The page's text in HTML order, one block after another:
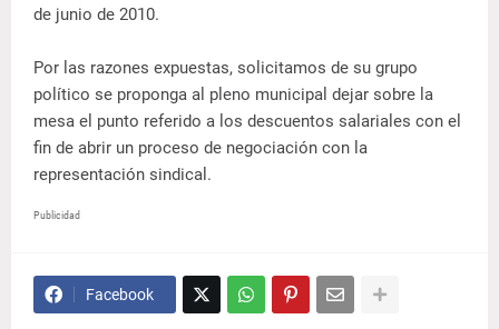
de junio de 2010.
Por las razones expuestas, solicitamos de su grupo
político se proponga al pleno municipal dejar sobre la
mesa el punto referido a los descuentos salariales con el
fin de abrir un proceso de negociación con la
representación sindical.
Publicidad
Facebook